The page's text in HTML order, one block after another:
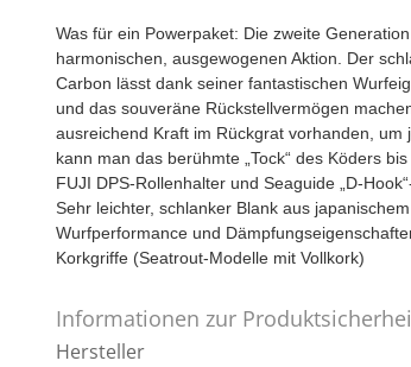
Was für ein Powerpaket: Die zweite
harmonischen, ausgewogenen Aktion. Der
Carbon lässt dank seiner fantastischen
und das souveräne Rückstellvermögen
ausreichend Kraft im Rückgrat vorhanden,
kann man das berühmte „Tock“ des Köders
FUJI DPS-Rollenhalter und Seaguide „D-
Sehr leichter, schlanker Blank aus
Wurfperformance und
Korkgriffe (Seatrout-Modelle mit Vollkork)
Informationen zur
Hersteller